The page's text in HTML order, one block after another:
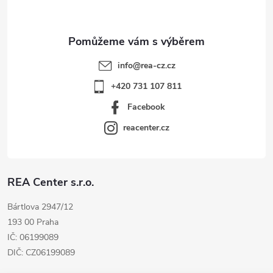
REA Center s.r.o.
Bártlova 2947/12
193 00 Praha
IČ: 06199089
DIČ: CZ06199089
info@rea-cz.cz
+420 731 107 811
Facebook
reacenter.cz